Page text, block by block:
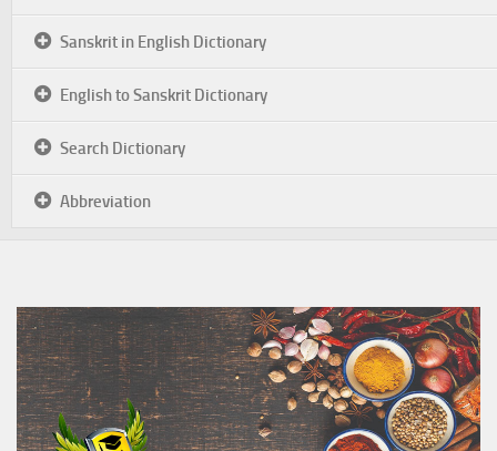
Sanskrit in English Dictionary
English to Sanskrit Dictionary
Search Dictionary
Abbreviation